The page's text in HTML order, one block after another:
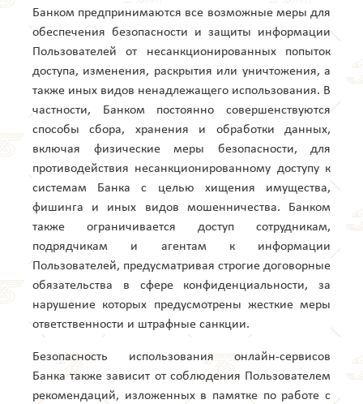
Банком предпринимаются все возможные меры для
обеспечения безопасности и защиты информации
Пользователей от несанкционированных попыток
доступа, изменения, раскрытия или уничтожения, а
также иных видов ненадлежащего использования. В
частности, Банком постоянно совершенствуются
способы сбора, хранения и обработки данных,
включая физические меры безопасности, для
противодействия несанкционированному доступу к
системам Банка с целью хищения имущества,
фишинга и иных видов мошенничества. Банком
также ограничивается доступ сотрудникам,
подрядчикам и агентам к информации
Пользователей, предусматривая строгие договорные
обязательства в сфере конфиденциальности, за
нарушение которых предусмотрены жесткие меры
ответственности и штрафные санкции.
Безопасность использования онлайн-сервисов
Банка также зависит от соблюдения Пользователем
рекомендаций, изложенных в памятке по работе с